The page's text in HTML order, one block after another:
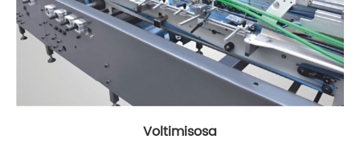
Voltimisosa